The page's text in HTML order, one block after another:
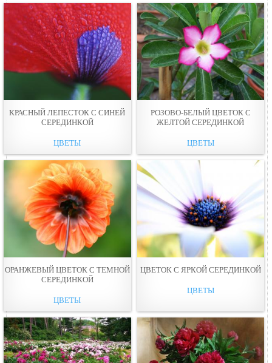
КРАСНЫЙ ЛЕПЕСТОК С СИНЕЙ
СЕРЕДИНКОЙ
ЦВЕТЫ
РОЗОВО-БЕЛЫЙ ЦВЕТОК С
ЖЕЛТОЙ СЕРЕДИНКОЙ
ЦВЕТЫ
ОРАНЖЕВЫЙ ЦВЕТОК С ТЕМНОЙ
СЕРЕДИНКОЙ
ЦВЕТЫ
ЦВЕТОК С ЯРКОЙ СЕРЕДИНКОЙ
ЦВЕТЫ